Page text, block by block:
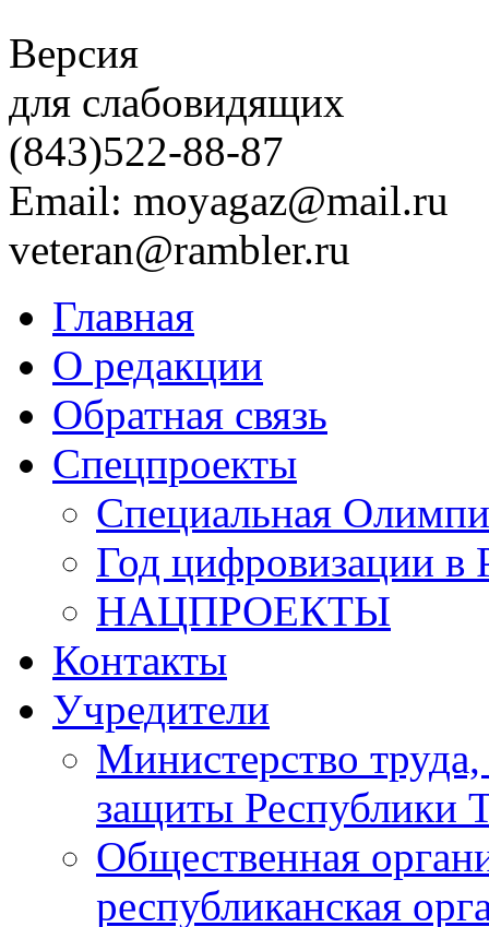
Версия
для слабовидящих
(843)522-88-87
Email: moyagaz@mail.ru
veteran@rambler.ru
Главная
О редакции
Обратная связь
Спецпроекты
Специальная
Год цифровизации в
НАЦПРОЕКТЫ
Контакты
Учредители
Министерство
защиты Республики
Общественная
республиканская